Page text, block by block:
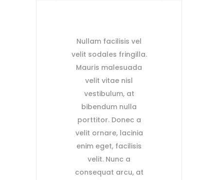
Nullam facilisis vel
velit sodales fringilla.
Mauris malesuada
velit vitae nisl
vestibulum, at
bibendum nulla
porttitor. Donec a
velit ornare, lacinia
enim eget, facilisis
velit. Nunc a
consequat arcu, at